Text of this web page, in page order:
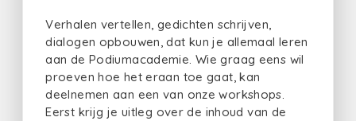
Verhalen vertellen, gedichten schrijven,
dialogen opbouwen, dat kun je allemaal leren
aan de Podiumacademie. Wie graag eens wil
proeven hoe het eraan toe gaat, kan
deelnemen aan een van onze workshops.
Eerst krijg je uitleg over de inhoud van de